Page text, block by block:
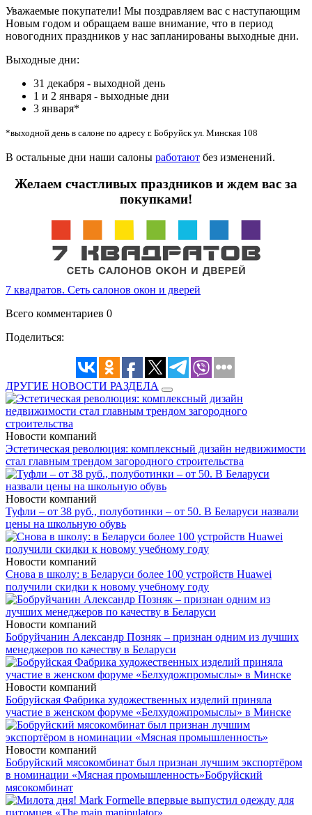
Уважаемые покупатели! Мы поздравляем вас с наступающим
Новым годом и обращаем ваше внимание, что в период
новогодних праздников у нас запланированы выходные дни.
Выходные дни:
31 декабря - выходной день
1 и 2 января - выходные дни
3 января*
*выходной день в салоне по адресу г. Бобруйск ул. Минская 108
В остальные дни наши салоны работают без изменений.
Желаем счастливых праздников и ждем вас за
покупками!
7 квадратов. Сеть салонов окон и дверей
Всего комментариев 0
Поделиться:
ДРУГИЕ НОВОСТИ РАЗДЕЛА
Новости компаний
Эстетическая революция: комплексный дизайн недвижимости
стал главным трендом загородного строительства
Новости компаний
Туфли – от 38 руб., полуботинки – от 50. В Беларуси назвали
цены на школьную обувь
Новости компаний
Снова в школу: в Беларуси более 100 устройств Huawei
получили скидки к новому учебному году
Новости компаний
Бобруйчанин Александр Позняк – признан одним из лучших
менеджеров по качеству в Беларуси
Новости компаний
Бобруйская Фабрика художественных изделий приняла
участие в женском форуме «Белхудожпромыслы» в Минске
Новости компаний
Бобруйский мясокомбинат был признан лучшим экспортёром
в номинации «Мясная промышленность»Бобруйский
мясокомбинат